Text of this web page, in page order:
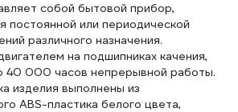
собой бытовой прибор,
постоянной или периодической
различного назначения.
на подшипниках качения,
40 000 часов непрерывной работы.
изделия выполнены из
ABS-пластика белого цвета,